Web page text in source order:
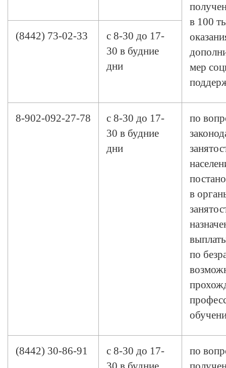
в 100
мер
(8442) 73-02-33
с 8-30 до 17-
30 в будние
дни
8-902-092-27-78
с 8-30 до 17-
30 в будние
дни
по
в
по
(8442) 30-86-91
с 8-30 до 17-
по